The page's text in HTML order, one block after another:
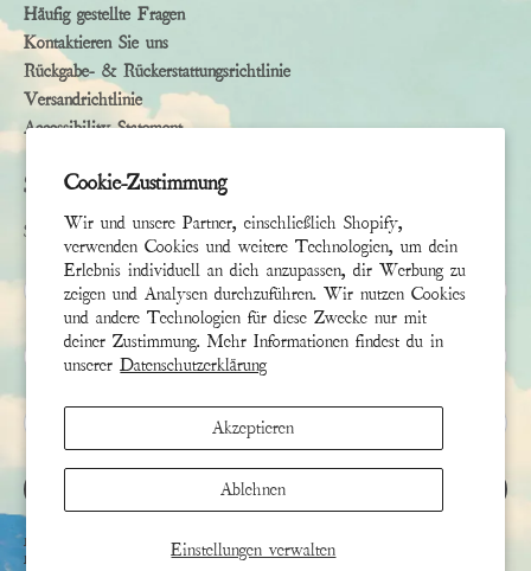
Cookie-Zustimmung
Wir und unsere Partner, einschließlich Shopify,
verwenden Cookies und weitere Technologien, um dein
Erlebnis individuell an dich anzupassen, dir Werbung zu
zeigen und Analysen durchzuführen. Wir nutzen Cookies
und andere Technologien für diese Zwecke nur mit
deiner Zustimmung. Mehr Informationen findest du in
unsererDatenschutzerklärung
Einstellungen verwalten
Akzeptieren
Ablehnen
Häufig gestellte Fragen
Kontaktieren Sie uns
Rückgabe- & Rückerstattungsrichtlinie
Versandrichtlinie
Accessibility Statement
Subscribe
Sign up to receive the latest news & connect with your stylist
Vorname
Nachname
E-Mail*
ANMELDEN
Diese Website ist durch hCaptcha geschützt und es gelten die allgemeinen Geschäftsbedingungen
Datenschutzbestimmungen
von hCaptcha.